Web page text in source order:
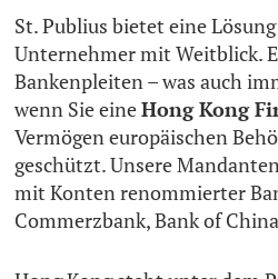
St. Publius bietet eine
Unternehmer mit Weitblick.
Bankenpleiten – was auch
wenn Sie eineHong Kong
Vermögen europäischen
geschützt. Unsere
mit Konten renommierter
Commerzbank, Bank of